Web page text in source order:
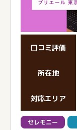
口コミ評価
所在地
対応エリア
セレモニー